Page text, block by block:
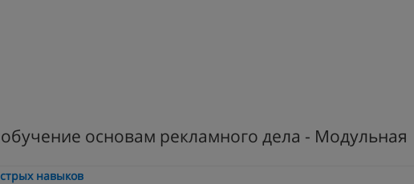
обучение основам рекламного дела - Модульная
навыков